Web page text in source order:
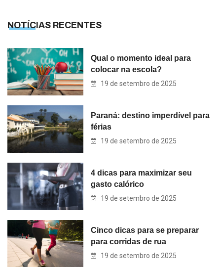
NOTÍCIAS RECENTES
Qual o momento ideal para
colocar na escola?
19 de setembro de 2025
Paraná: destino imperdível para
férias
19 de setembro de 2025
4 dicas para maximizar seu
gasto calórico
19 de setembro de 2025
Cinco dicas para se preparar
para corridas de rua
19 de setembro de 2025